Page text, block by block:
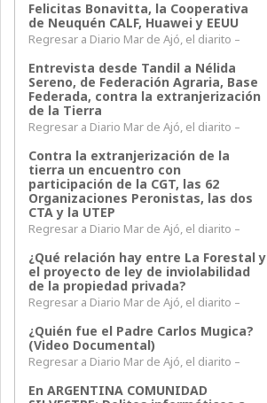
Felicitas Bonavitta, la Cooperativa
de Neuquén CALF, Huawei y EEUU
Regresar a Diario Mar de Ajó, el diarito –
Entrevista desde Tandil a Nélida
Sereno, de Federación Agraria, Base
Federada, contra la extranjerización
de la Tierra
Regresar a Diario Mar de Ajó, el diarito –
Contra la extranjerización de la
tierra un encuentro con
participación de la CGT, las 62
Organizaciones Peronistas, las dos
CTA y la UTEP
Regresar a Diario Mar de Ajó, el diarito –
¿Qué relación hay entre La Forestal y
el proyecto de ley de inviolabilidad
de la propiedad privada?
Regresar a Diario Mar de Ajó, el diarito –
¿Quién fue el Padre Carlos Mugica?
(Video Documental)
Regresar a Diario Mar de Ajó, el diarito –
En ARGENTINA COMUNIDAD